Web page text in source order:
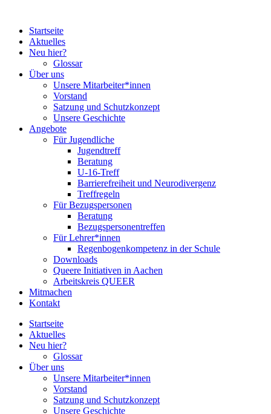
Startseite
Aktuelles
Neu hier?
Glossar
Über uns
Unsere Mitarbeiter*innen
Vorstand
Satzung und Schutzkonzept
Unsere Geschichte
Angebote
Für Jugendliche
Jugendtreff
Beratung
U-16-Treff
Barrierefreiheit und Neurodivergenz
Treffregeln
Für Bezugspersonen
Beratung
Bezugspersonentreffen
Für Lehrer*innen
Regenbogenkompetenz in der Schule
Downloads
Queere Initiativen in Aachen
Arbeitskreis QUEER
Mitmachen
Kontakt
Startseite
Aktuelles
Neu hier?
Glossar
Über uns
Unsere Mitarbeiter*innen
Vorstand
Satzung und Schutzkonzept
Unsere Geschichte